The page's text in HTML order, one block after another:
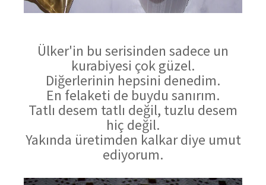
Ülker'in bu serisinden sadece un
kurabiyesi çok güzel.
Diğerlerinin hepsini denedim.
En felaketi de buydu sanırım.
Tatlı desem tatlı değil, tuzlu desem
hiç değil.
Yakında üretimden kalkar diye umut
ediyorum.